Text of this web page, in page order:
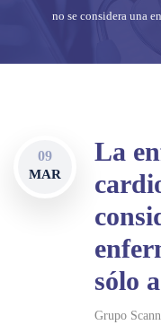
no se considera una
09
MAR
La
sólo
Grupo